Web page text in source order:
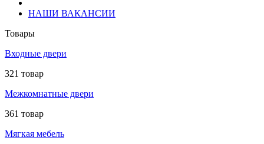
НАШИ ВАКАНСИИ
Товары
Входные двери
321 товар
Межкомнатные двери
361 товар
Мягкая мебель